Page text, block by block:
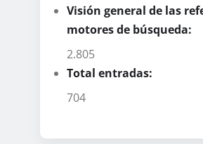
Visión general de las
motores de búsqueda:
2.805
Total entradas:
704